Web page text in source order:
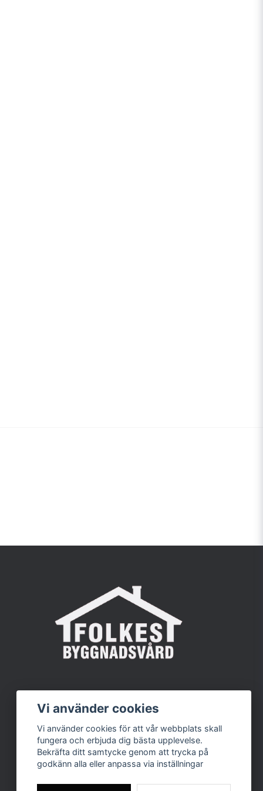
Vi använder cookies
Vi använder cookies för att vår webbplats skall
fungera och erbjuda dig bästa upplevelse.
Bekräfta ditt samtycke genom att trycka på
godkänn alla eller anpassa via inställningar